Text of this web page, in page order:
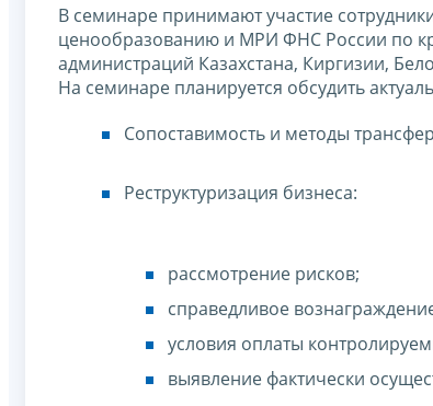
В семинаре принимают участие
ценообразованию и МРИ ФНС России по
администраций Казахстана, Киргизии,
На семинаре планируется обсудить
Сопоставимость и методы
Реструктуризация бизнеса:
рассмотрение рисков;
справедливое
условия оплаты
выявление фактически